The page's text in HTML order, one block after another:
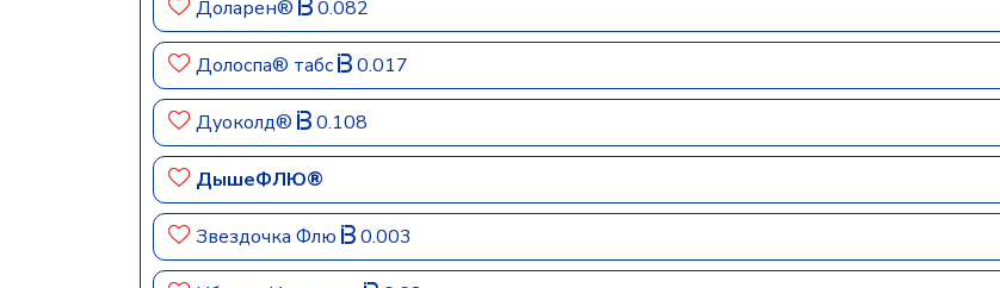
Доларен® 0.082
Долоспа® табс 0.017
Дуоколд® 0.108
ДышеФЛЮ®
Звездочка Флю 0.003